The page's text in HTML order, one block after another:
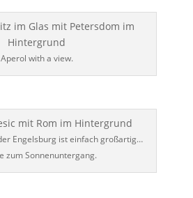
Aperol with a view.
Engelsburg ist einfach großartig…
zum Sonnenuntergang.